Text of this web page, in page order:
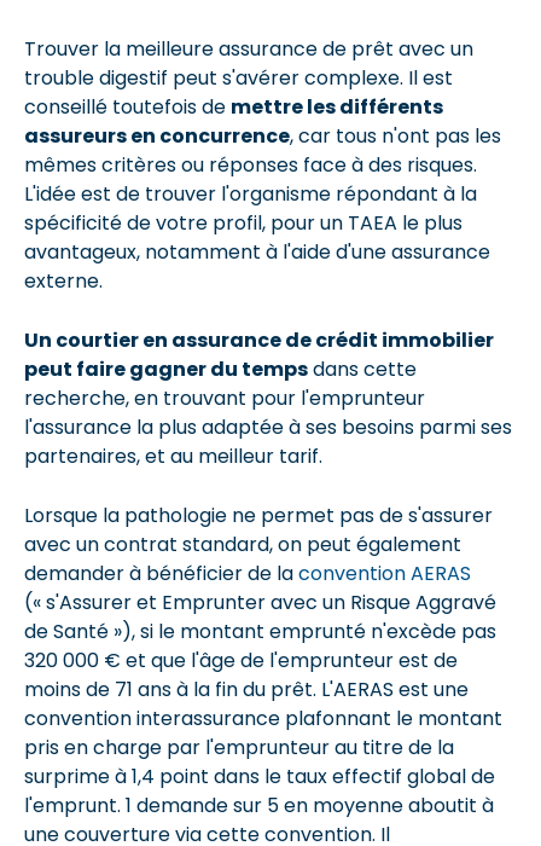
Trouver la meilleure assurance de prêt avec un
trouble digestif peut s'avérer complexe. Il est
conseillé toutefois de mettre les différents
assureurs en concurrence, car tous n'ont pas les
mêmes critères ou réponses face à des risques.
L'idée est de trouver l'organisme répondant à la
spécificité de votre profil, pour un TAEA le plus
avantageux, notamment à l'aide d'une assurance
externe.
Un courtier en assurance de crédit immobilier
peut faire gagner du tempsdans cette
recherche, en trouvant pour l'emprunteur
l'assurance la plus adaptée à ses besoins parmi ses
partenaires, et au meilleur tarif.
Lorsque la pathologie ne permet pas de s'assurer
avec un contrat standard, on peut également
demander à bénéficier de laconvention AERAS
(« s'Assurer et Emprunter avec un Risque Aggravé
de Santé »), si le montant emprunté n'excède pas
320 000 € et que l'âge de l'emprunteur est de
moins de 71 ans à la fin du prêt. L'AERAS est une
convention interassurance plafonnant le montant
pris en charge par l'emprunteur au titre de la
surprime à 1,4 point dans le taux effectif global de
l'emprunt. 1 demande sur 5 en moyenne aboutit à
une couverture via cette convention. Il